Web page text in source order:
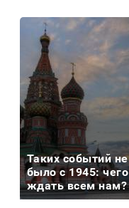
Таких событий не
было с 1945: чего
ждать всем нам?